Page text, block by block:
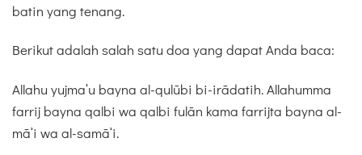
batin yang tenang.
Berikut adalah salah satu doa yang dapat Anda baca:
Allahu yujmaʿu bayna al-qulūbi bi-irādatih. Allahumma
farrij bayna qalbi wa qalbi fulān kama farrijta bayna al-
māʾi wa al-samāʾi.